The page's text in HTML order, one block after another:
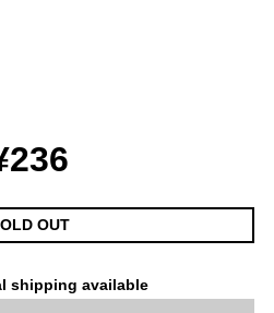
OUT
shipping available